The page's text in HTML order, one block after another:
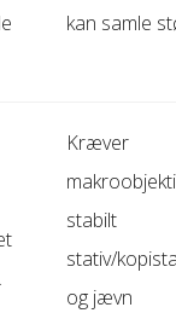
kan samle
Kræver
stabilt
stativ/
og jævn